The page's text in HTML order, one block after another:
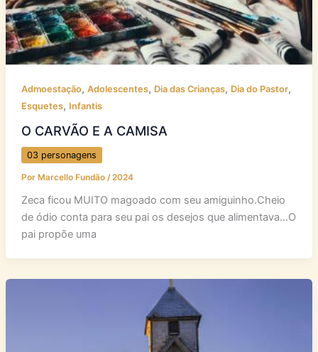
Admoestação, Adolescentes, Dia das Crianças, Dia do Pastor,
Esquetes, Infantis
O CARVÃO E A CAMISA
03 personagens
Por Marcello Fundão /2024
Zeca ficou MUITO magoado com seu amiguinho.Cheio
de ódio conta para seu pai os desejos que alimentava…O
pai propõe uma